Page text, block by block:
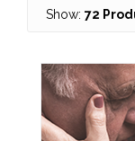
Show: 72